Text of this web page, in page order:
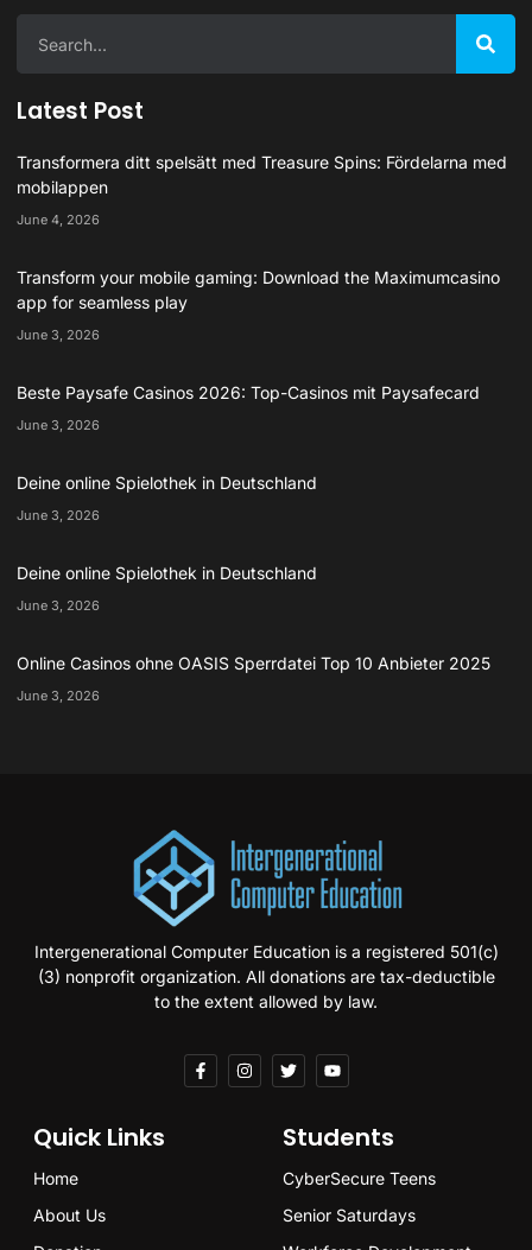
Latest Post
Transformera ditt spelsätt med Treasure Spins: Fördelarna med
mobilappen
June 4, 2026
Transform your mobile gaming: Download the Maximumcasino
app for seamless play
June 3, 2026
Beste Paysafe Casinos 2026: Top-Casinos mit Paysafecard
June 3, 2026
Deine online Spielothek in Deutschland
June 3, 2026
Deine online Spielothek in Deutschland
June 3, 2026
Online Casinos ohne OASIS Sperrdatei Top 10 Anbieter 2025
June 3, 2026
Intergenerational Computer Education is a registered 501(c)
(3) nonprofit organization. All donations are tax-deductible
to the extent allowed by law.
Quick Links
Home
About Us
Students
CyberSecure Teens
Senior Saturdays